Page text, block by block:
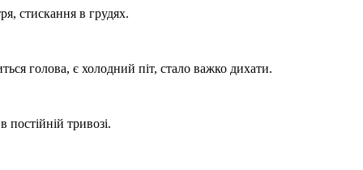
стискання в грудях.
голова, є холодний піт, стало важко дихати.
тривозі.